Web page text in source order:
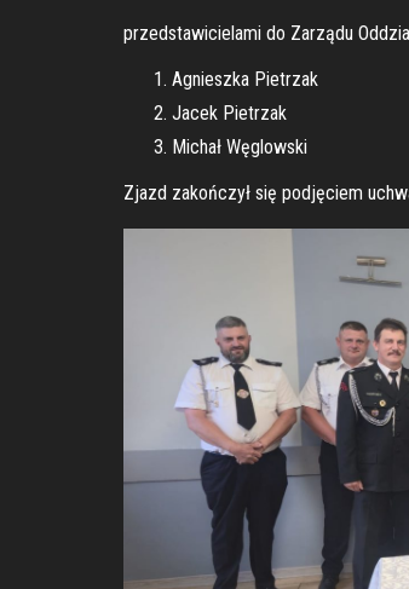
przedstawicielami do Zarządu
Agnieszka Pietrzak
Jacek Pietrzak
Michał Węglowski
Zjazd zakończył się podjęciem